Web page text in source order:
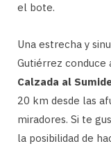
el bote.
Una estrecha y
Gutiérrez conduce
Calzada al
20 km desde las
miradores. Si te
la posibilidad de